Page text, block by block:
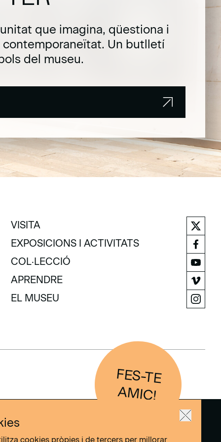
que imagina, qüestiona i
contemporaneïtat. Un butlletí
del museu.
VISITA
VISITA
EXPOSICIONS I ACTIVITATS
EXPOSICIONS I ACTIVITATS
COL·LECCIÓ
COL·LECCIÓ
APRENDRE
APRENDRE
EL MUSEU
FES-TE
AM
IC
!
cookies pròpies i de tercers per millorar